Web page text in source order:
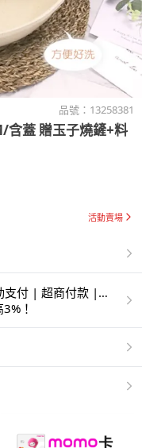
品號： 13258381
含蓋 贈玉子燒鏟+料
活動賣場
付 | 超商付款 |
！